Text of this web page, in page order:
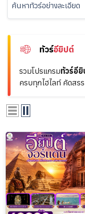
ค้นหาทัวร์อย่างละเอียด
ทัวร์อียิปต์
รวมโปรแกรมทัวร์อี
ครบทุกไฮไลท์ คัดสร